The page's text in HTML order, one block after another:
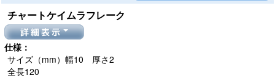
チャートケイムラフレーク
詳細表示
仕様：
サイズ（mm）幅10 厚さ2
全長120